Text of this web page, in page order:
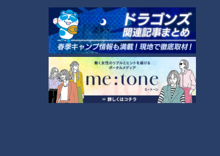
食べ放題開始1時間前の午前10時。つゆの準備に約30分。2種
類のつゆは、100セット以上をスタンバイしています。
午前11時、そば食べ放題が開始！早速、そば食べ放題を求める
お客さんが続々。あるお客さんは、わずか25分で9段を完食！
サガミ全店では1人あたり7段完食するのが平均記録とのこと。